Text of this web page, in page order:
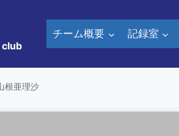
チーム概要 記録室
根亜理沙